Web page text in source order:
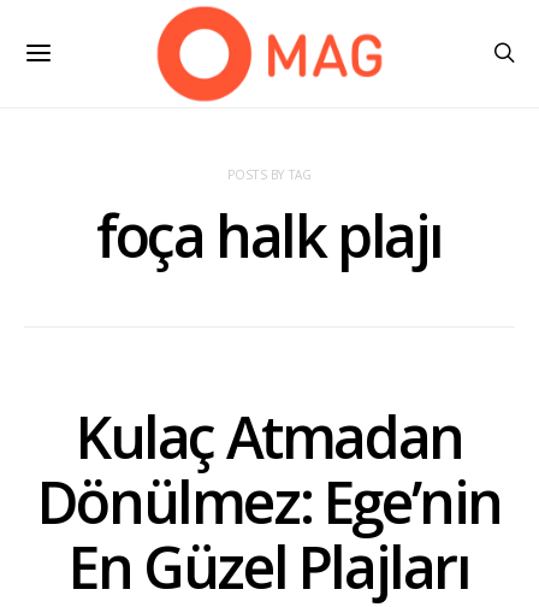
POSTS BY TAG
foça halk plajı
Kulaç Atmadan
Dönülmez: Ege’nin
En Güzel Plajları